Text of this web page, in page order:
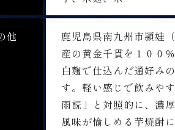
他
鹿児島県南九州市頴娃
産の黄金千貫を１００％
白麹で仕込んだ通好み
す。軽い感じで飲みや
雨読」と対照的に、濃
風味が愉しめる芋焼酎